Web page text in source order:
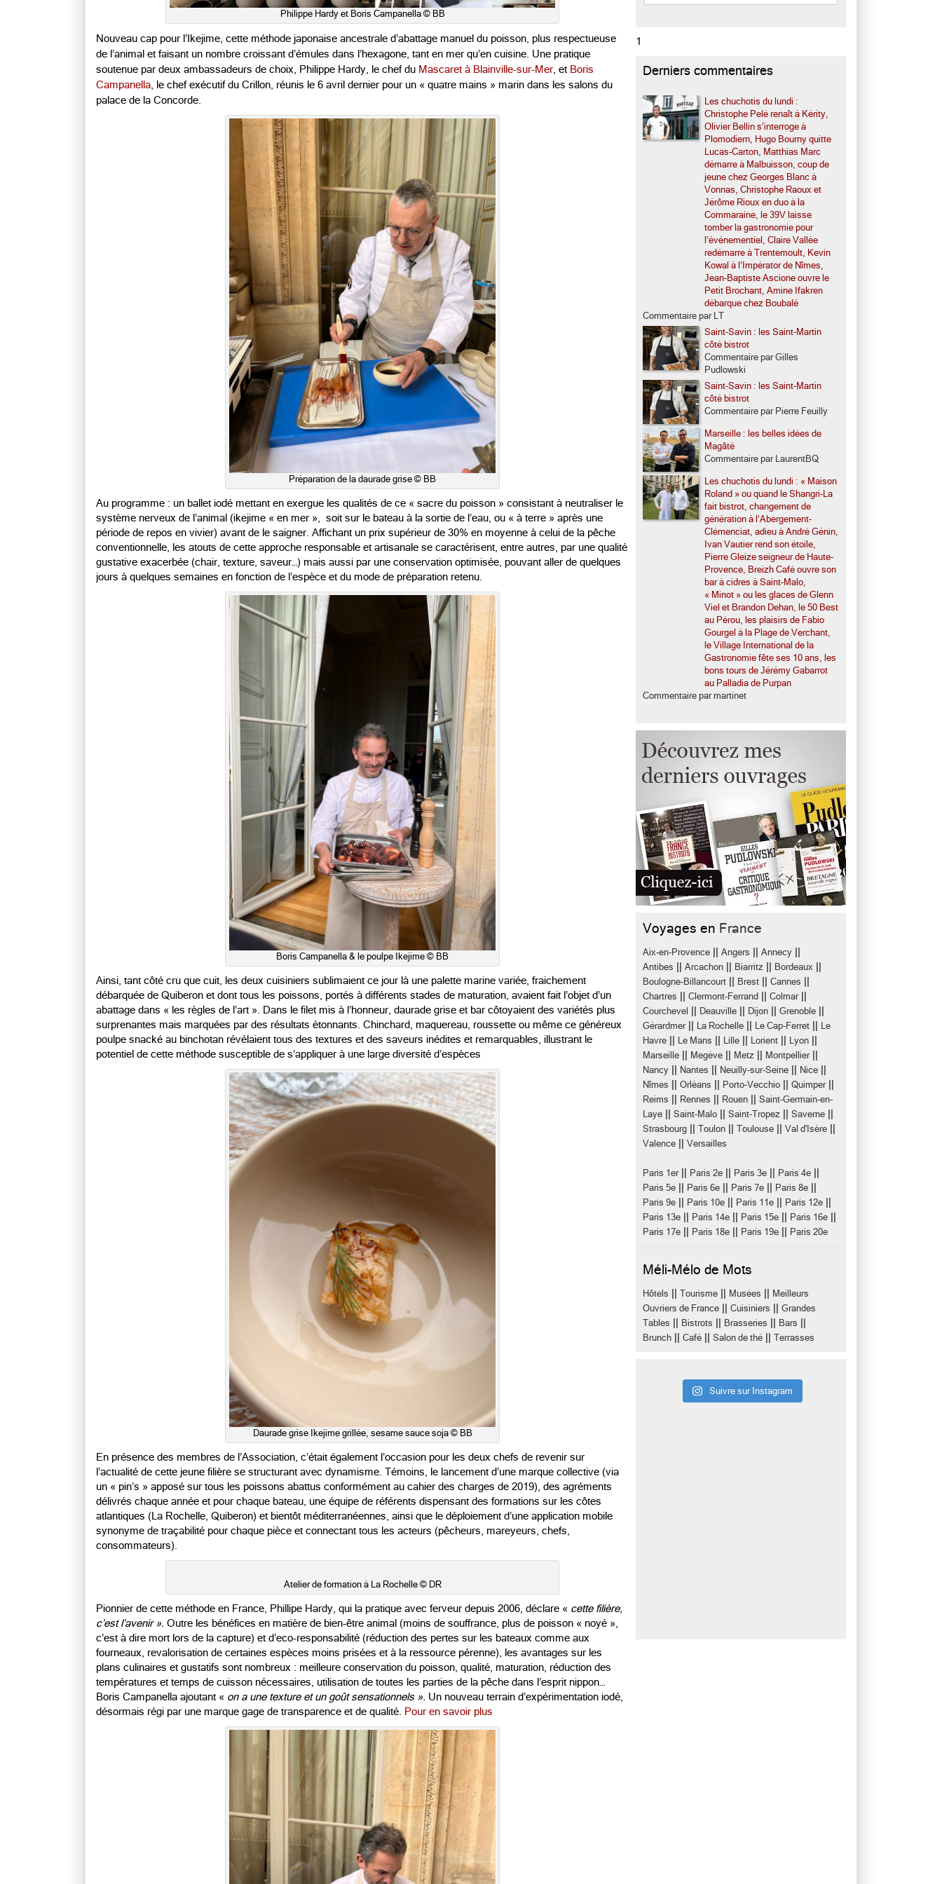
Philippe Hardy et Boris Campanella © BB
Nouveau cap pour l’Ikejime, cette méthode japonaise ancestrale d’abattage manuel du poisson, plus respectueuse
de l’animal et faisant un nombre croissant d’émules dans l’hexagone, tant en mer qu’en cuisine. Une pratique
soutenue par deux ambassadeurs de choix, Philippe Hardy, le chef du Mascaret à Blainville-sur-Mer , et Boris
Campanella , le chef exécutif du Crillon, réunis le 6 avril dernier pour un « quatre mains » marin dans les salons du
palace de la Concorde.
Préparation de la daurade grise © BB
Au programme : un ballet iodé mettant en exergue les qualités de ce « sacre du poisson » consistant à neutraliser le
système nerveux de l’animal (ikejime « en mer », soit sur le bateau à la sortie de l’eau, ou « à terre » après une
période de repos en vivier) avant de le saigner. Affichant un prix supérieur de 30% en moyenne à celui de la pêche
conventionnelle, les atouts de cette approche responsable et artisanale se caractérisent, entre autres, par une qualité
gustative exacerbée (chair, texture, saveur…) mais aussi par une conservation optimisée, pouvant aller de quelques
jours à quelques semaines en fonction de l’espèce et du mode de préparation retenu.
Boris Campanella & le poulpe Ikejime © BB
Ainsi, tant côté cru que cuit, les deux cuisiniers sublimaient ce jour là une palette marine variée, fraichement
débarquée de Quiberon et dont tous les poissons, portés à différents stades de maturation, avaient fait l’objet d’un
abattage dans « les règles de l’art ». Dans le filet mis à l’honneur, daurade grise et bar côtoyaient des variétés plus
surprenantes mais marquées par des résultats étonnants. Chinchard, maquereau, roussette ou même ce généreux
poulpe snacké au binchotan révélaient tous des textures et des saveurs inédites et remarquables, illustrant le
potentiel de cette méthode susceptible de s’appliquer à une large diversité d’espèces
Daurade grise Ikejime grillée, sesame sauce soja © BB
En présence des membres de l’Association, c’était également l’occasion pour les deux chefs de revenir sur
l’actualité de cette jeune filière se structurant avec dynamisme. Témoins, le lancement d’une marque collective (via
un « pin’s » apposé sur tous les poissons abattus conformément au cahier des charges de 2019), des agréments
délivrés chaque année et pour chaque bateau, une équipe de référents dispensant des formations sur les côtes
atlantiques (La Rochelle, Quiberon) et bientôt méditerranéennes, ainsi que le déploiement d’une application mobile
synonyme de traçabilité pour chaque pièce et connectant tous les acteurs (pêcheurs, mareyeurs, chefs,
consommateurs).
Atelier de formation à La Rochelle © DR
Pionnier de cette méthode en France, Phillipe Hardy, qui la pratique avec ferveur depuis 2006, déclare « cette filière,
c’est l’avenir ». Outre les bénéfices en matière de bien-être animal (moins de souffrance, plus de poisson « noyé »,
c’est à dire mort lors de la capture) et d’eco-responsabilité (réduction des pertes sur les bateaux comme aux
fourneaux, revalorisation de certaines espèces moins prisées et à la ressource pérenne), les avantages sur les
plans culinaires et gustatifs sont nombreux : meilleure conservation du poisson, qualité, maturation, réduction des
températures et temps de cuisson nécessaires, utilisation de toutes les parties de la pêche dans l’esprit nippon…
Boris Campanella ajoutant « on a une texture et un goût sensationnels ». Un nouveau terrain d’expérimentation iodé,
désormais régi par une marque gage de transparence et de qualité. Pour en savoir plus
1
Derniers commentaires
Les chuchotis du lundi :
Christophe Pelé renaît à Kérity,
Olivier Bellin s’interroge à
Plomodiern, Hugo Bourny quitte
Lucas-Carton, Matthias Marc
démarre à Malbuisson, coup de
jeune chez Georges Blanc à
Vonnas, Christophe Raoux et
Jérôme Rioux en duo à la
Commaraine, le 39V laisse
tomber la gastronomie pour
l’événementiel, Claire Vallée
redémarre à Trentemoult, Kevin
Kowal à l’Impérator de Nîmes,
Jean-Baptiste Ascione ouvre le
Petit Brochant, Amine Ifakren
débarque chez Boubalé
Commentaire par LT
Saint-Savin : les Saint-Martin
côté bistrot
Commentaire par Gilles
Pudlowski
Saint-Savin : les Saint-Martin
côté bistrot
Commentaire par Pierre Feuilly
Marseille : les belles idées de
Magâté
Commentaire par LaurentBQ
Les chuchotis du lundi : « Maison
Roland » ou quand le Shangri-La
fait bistrot, changement de
génération à l’Abergement-
Clémenciat, adieu à André Génin,
Ivan Vautier rend son étoile,
Pierre Gleize seigneur de Haute-
Provence, Breizh Café ouvre son
bar à cidres à Saint-Malo,
« Minot » ou les glaces de Glenn
Viel et Brandon Dehan, le 50 Best
au Pérou, les plaisirs de Fabio
Gourgel à la Plage de Verchant,
le Village International de la
Gastronomie fête ses 10 ans, les
bons tours de Jérémy Gabarrot
au Palladia de Purpan
Commentaire par martinet
Voyages en France
Aix-en-Provence Angers Annecy
Antibes Arcachon Biarritz Bordeaux
Boulogne-Billancourt Brest Cannes
Chartres Clermont-Ferrand Colmar||
Courchevel Deauville Dijon Grenoble
Gérardmer|| La Rochelle Le Cap-Ferret
Le
Havre
Le Mans Lille Lorient Lyon
Marseille Megève Metz Montpellier||
Nancy Nantes Neuilly-sur-Seine Nice
Nîmes Orléans Porto-Vecchio Quimper||
Reims Rennes Rouen
Saint-Germain-en-
Laye
Saint-Malo Saint-Tropez Saverne
Strasbourg Toulon Toulouse Val d'Isère
Valence Versailles
Paris 1er|| Paris 2e Paris 3e Paris 4e
Paris 5e Paris 6e Paris 7e Paris 8e
Paris 9e Paris 10e Paris 11e Paris 12e
Paris 13e Paris 14e Paris 15e Paris 16e
Paris 17e Paris 18e Paris 19e Paris 20e
Méli-Mélo de Mots
Hôtels Tourisme Musées
Meilleurs
Ouvriers de France
Cuisiniers
Grandes
Tables
Bistrots Brasseries Bars
Brunch Café Salon de thé Terrasses
Suivre sur Instagram